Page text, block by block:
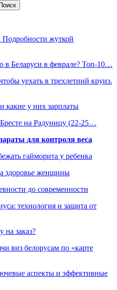
жуткой
в Беларуси в феврале? Топ-10…
уехать в трехлетний круиз.
какие у них зарплаты
на Радуницу (22-25…
для контроля веса
гайморита у ребенка
здоровье женщины
до современности
технология и защита от
на заказ?
виз белорусам по «карте
аспекты и эффективные